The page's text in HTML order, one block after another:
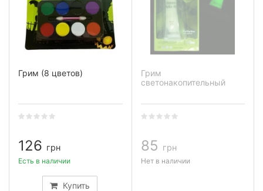
Грим (8 цветов)
126 грн
Купить
Есть в наличии
Грим
светонакопительный
85 грн
Нет в наличии